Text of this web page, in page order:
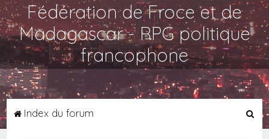
Fédération de Froce et de
Madagascar - RPG politique
francophone
Index du forum